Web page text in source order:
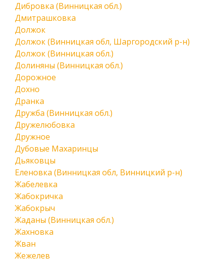
Дибровка (Винницкая обл.)
Дмитрашковка
Должок
Должок (Винницкая обл, Шаргородский р-н)
Должок (Винницкая обл.)
Долиняны (Винницкая обл.)
Дорожное
Дохно
Дранка
Дружба (Винницкая обл.)
Дружелюбовка
Дружное
Дубовые Махаринцы
Дьяковцы
Еленовка (Винницкая обл, Винницкий р-н)
Жабелевка
Жабокричка
Жабокрыч
Жаданы (Винницкая обл.)
Жахновка
Жван
Жежелев